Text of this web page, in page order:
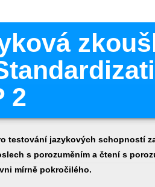
2
testování jazykových schopností
s porozuměním a čtení s
mírně pokročilého.